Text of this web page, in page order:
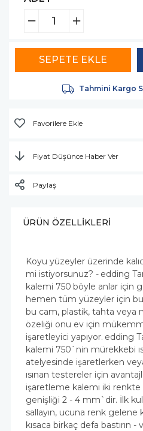
Tahmini Kargo
Favorilere Ekle
Fiyat Düşünce Haber Ver
Paylaş
ÜRÜN ÖZELLIKLERI
Koyu yüzeyler üzerinde
mi istiyorsunuz? - edding
kalemi 750 böyle anlar için
hemen tüm yüzeyler için
bu cam, plastik, tahta veya
özeliği onu ev için
işaretleyici yapıyor. edding
kalemi 750`nin mürekkebi
atelyesinde işaretlerken
ısınan testereler için
işaretleme kalemi iki
genişliği 2 - 4 mm`dir. İlk
sallayın, ucuna renk
kısaca birkaç defa bastırın